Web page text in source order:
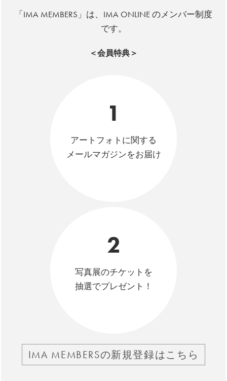
「IMA MEMBERS」は、IMA ONLINE のメンバー制度
です。
＜会員特典＞
1
アートフォトに関する
メールマガジンをお届け
2
写真展のチケットを
抽選でプレゼント！
IMA MEMBERSの新規登録はこちら